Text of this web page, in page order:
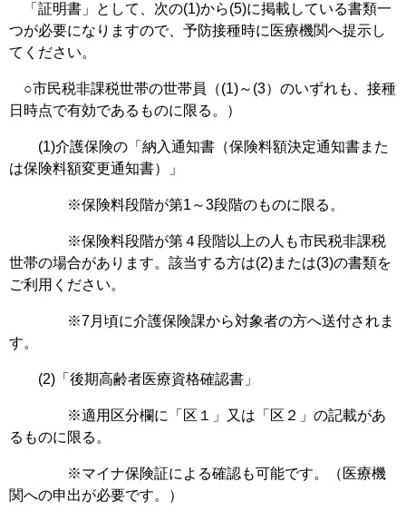
「証明書」として、次の(1)から(5)に掲載している書類一
つが必要になりますので、予防接種時に医療機関へ提示し
てください。
○市民税非課税世帯の世帯員（(1)～(3）のいずれも、接種
日時点で有効であるものに限る。）
(1)介護保険の「納入通知書（保険料額決定通知書また
は保険料額変更通知書）」
※保険料段階が第1～3段階のものに限る。
※保険料段階が第４段階以上の人も市民税非課税
世帯の場合があります。該当する方は(2)または(3)の書類を
ご利用ください。
※7月頃に介護保険課から対象者の方へ送付されま
す。
(2)「後期高齢者医療資格確認書」
※適用区分欄に「区１」又は「区２」の記載があ
るものに限る。
※マイナ保険証による確認も可能です。（医療機
関への申出が必要です。）